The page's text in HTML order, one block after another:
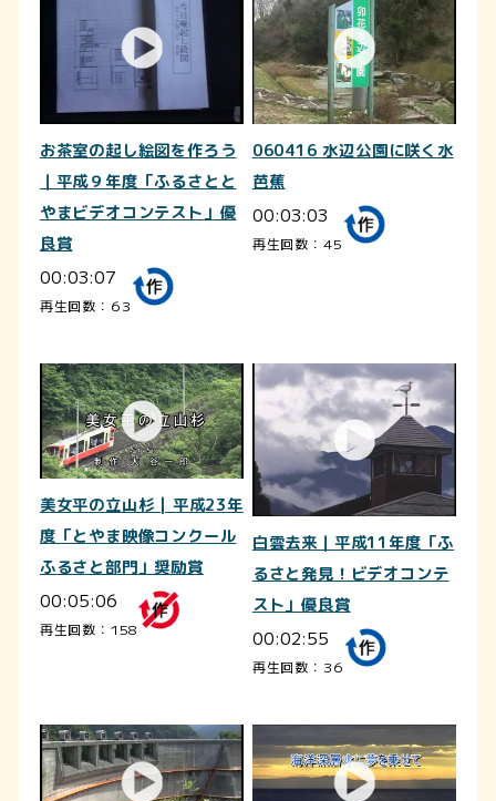
お茶室の起し絵図を作ろう
｜平成９年度「ふるさとと
やまビデオコンテスト」優
良賞
00:03:07
再生回数：63
060416 水辺公園に咲く水
芭蕉
00:03:03
再生回数：45
美女平の立山杉 | 平成23年
度「とやま映像コンクール
ふるさと部門」奨励賞
00:05:06
再生回数：158
白雲去来｜平成11年度「ふ
るさと発見！ビデオコンテ
スト」優良賞
00:02:55
再生回数：36